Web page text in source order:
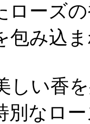
ローズ
包み込
しい香
別なロ